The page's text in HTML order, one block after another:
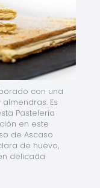
con una
Es
Pastelería
en este
de Ascaso
de huevo,
delicada